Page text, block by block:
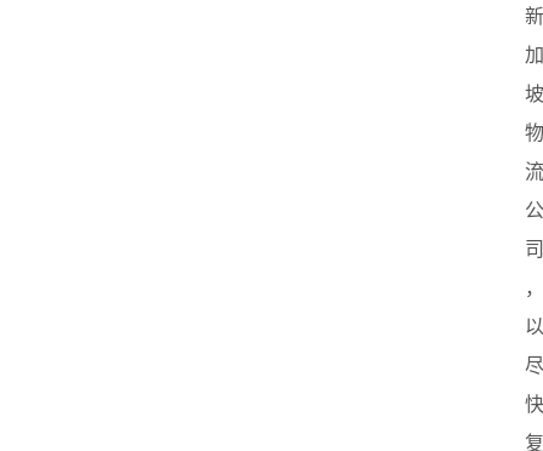
新
加
坡
物
流
公
司
，
以
尽
快
复